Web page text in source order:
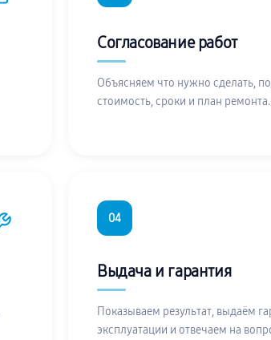
Согласование работ
Объясняем что нужно сделать,
стоимость, сроки и план ремонта.
04
Выдача и гарантия
Показываем результат, выдаём
эксплуатации и отвечаем на